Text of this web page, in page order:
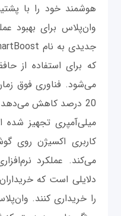
کاربری اکسیژن روی
می‌کند. عملکرد
دلایلی است که
را خریداری کنند.